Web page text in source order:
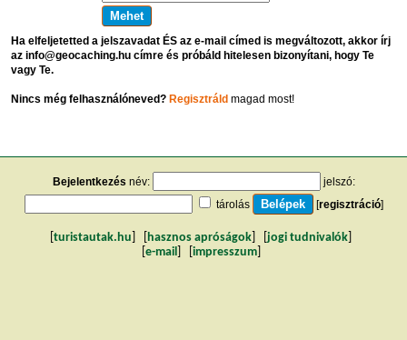
Ha elfeljetetted a jelszavadat ÉS az e-mail címed is megváltozott, akkor írj
az info@geocaching.hu címre és próbáld hitelesen bizonyítani, hogy Te
vagy Te.
Nincs még felhasználóneved? Regisztráldmagad most!
Bejelentkezés név:
jelszó:
tárolás
[regisztráció]
turistautak.hu hasznos apróságok jogi tudnivalók
e-mail impresszum]